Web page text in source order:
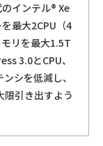
インテル® Xe
最大2CPU（4
リを最大1.5T
3.0とCPU、
シを低減し、
限引き出すよう